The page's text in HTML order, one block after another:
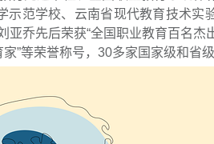
示范学校、云南省现代教育技术
亚乔先后荣获“全国职业教育百名杰
家”等荣誉称号，30多家国家级和省级